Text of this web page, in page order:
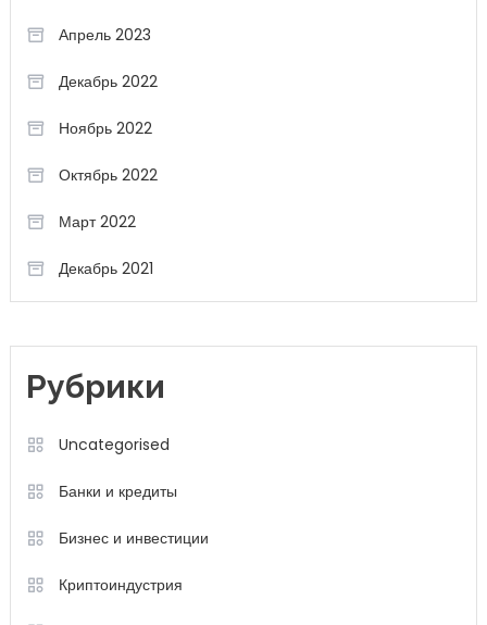
Апрель 2023
Декабрь 2022
Ноябрь 2022
Октябрь 2022
Март 2022
Декабрь 2021
Рубрики
Uncategorised
Банки и кредиты
Бизнес и инвестиции
Криптоиндустрия